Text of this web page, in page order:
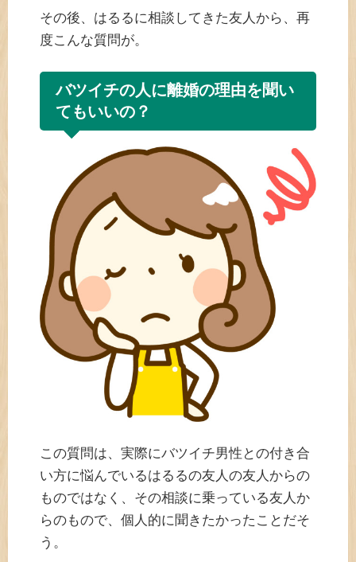
その後、はるるに相談してきた友人から、再
度こんな質問が。
バツイチの人に離婚の理由を聞い
てもいいの？
この質問は、実際にバツイチ男性との付き合
い方に悩んでいるはるるの友人の友人からの
ものではなく、その相談に乗っている友人か
らのもので、個人的に聞きたかったことだそ
う。